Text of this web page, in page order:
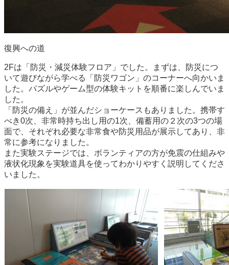
復興への道
2Fは「防災・減災体験フロア」でした。まずは、防災につ
いて遊びながら学べる「防災ワゴン」のコーナーへ向かいま
した。パズルやゲーム型の体験キットを順番に楽しんでいま
した。
「防災の備え」が並んだショーケースもありました。携帯す
べき0次、非常時持ち出し用の1次、備蓄用の２次の3つの場
面で、それぞれ必要な非常食や防災用品が展示してあり、非
常に参考になりました。
また実験ステージでは、ボランティアの方が免震の仕組みや
液状化現象を実験道具を使ってわかりやすく説明してくださ
いました。